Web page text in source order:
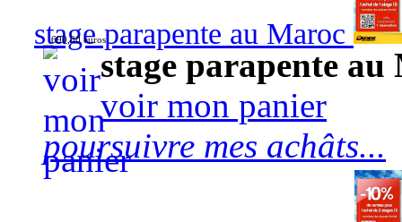
stage parapente au Maroc
690,00 euros
stage parapente
voir mon panier
poursuivre mes achâts...